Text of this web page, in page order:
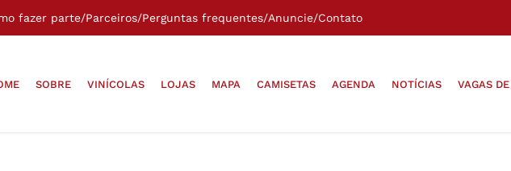
fazer parte/Parceiros/Perguntas frequentes/Anuncie/Contato
SOBRE VINÍCOLAS LOJAS MAPA CAMISETAS AGENDA NOTÍCIAS VAGAS